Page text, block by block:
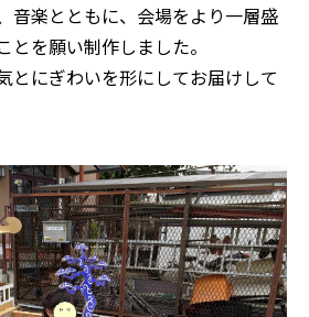
音楽とともに、会場をより一層盛
とを願い制作しました。
とにぎわいを形にしてお届けして